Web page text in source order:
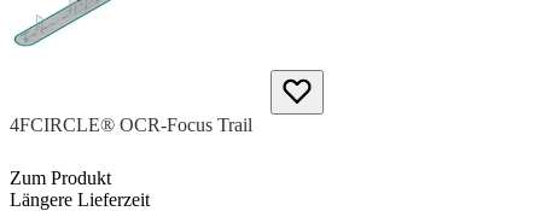
4FCIRCLE® OCR-Focus Trail
Zum Produkt
Längere Lieferzeit